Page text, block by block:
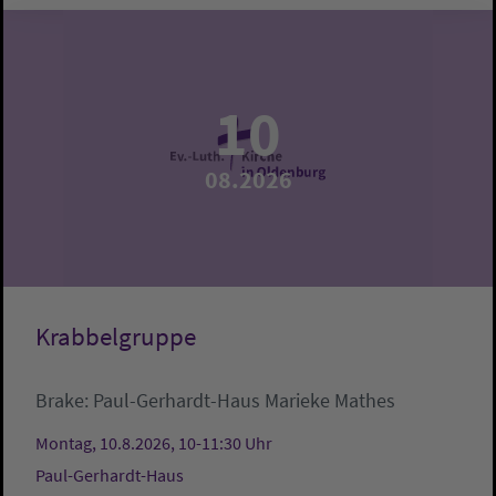
10
08.2026
Krabbelgruppe
Brake: Paul-Gerhardt-Haus Marieke Mathes
Montag, 10.8.2026, 10-11:30 Uhr
Paul-Gerhardt-Haus